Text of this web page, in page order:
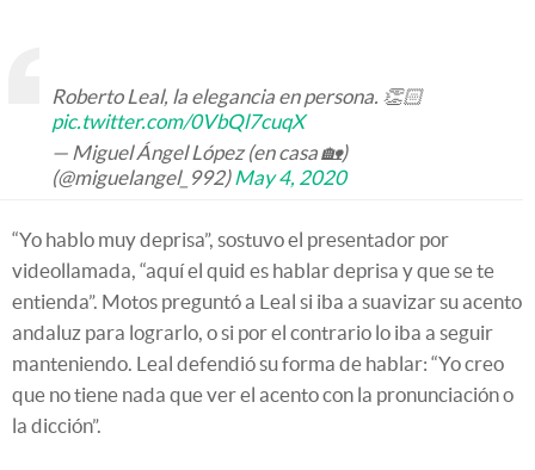
Roberto Leal, la elegancia en persona. 👏🏻
pic.twitter.com/0VbQl7cuqX
— Miguel Ángel López (en casa 🏡)
(@miguelangel_992)May 4, 2020
“Yo hablo muy deprisa”, sostuvo el presentador por
videollamada, “aquí el quid es hablar deprisa y que se te
entienda”. Motos preguntó a Leal si iba a suavizar su acento
andaluz para lograrlo, o si por el contrario lo iba a seguir
manteniendo. Leal defendió su forma de hablar: “Yo creo
que no tiene nada que ver el acento con la pronunciación o
la dicción”.